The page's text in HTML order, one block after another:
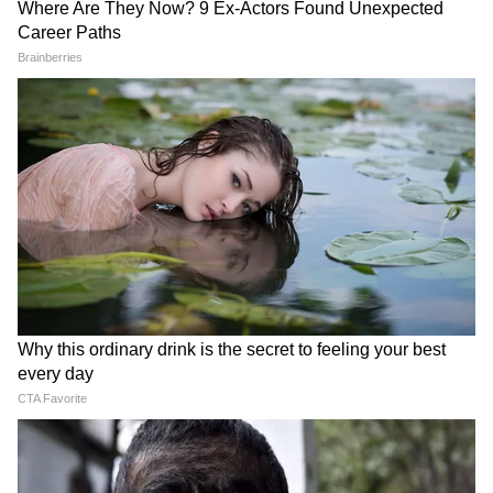
बताते हुए कहा कि समूह की निरंतर उपस्थिति "लेबनान पर
ईरानी कब्जे" के समान है। उन्होंने कहा कि इसका
समाधान "बहुत, बहुत सरल है - ईरान को लेबनान से
बाहर निकालो।"
उनकी यह टिप्पणी ऐसे समय में आई है जब इजरायल
और लेबनान सीमा पार शत्रुता को कम करने के उद्देश्य से
एक नए सुरक्षा ढांचे को लागू करने का प्रयास कर रहे हैं।
इसके केंद्रीय प्रावधानों में से एक हिजबुल्लाह का अंतिम
निरस्त्रीकरण है - यह एक ऐसी प्रतिबद्धता है जो पिछले
अंतरराष्ट्रीय समझौतों में भी शामिल रही है, जिसमें 2006
के इजरायल-हिजबुल्लाह युद्ध के बाद भी शामिल है,
लेकिन इसे कभी भी पूरी तरह से लागू नहीं किया गया।
अंतरराष्ट्रीय राजनीति, ग्लोबल इकोनॉमी, सुरक्षा मुद्दों, टेक
प्रगति और विश्व घटनाओं की गहराई से कवरेज पढ़ें। वैश्विक
संबंधों, अंतरराष्ट्रीय बाजार और बड़ी अंतरराष्ट्रीय बैठकों की
ताज़ा रिपोर्ट्स के लिएWorld News in Hindiसेक्शन
देखें — दुनिया की हर बड़ी खबर, सबसे पहले और सही
तरीके से, सिर्फ Asianet News Hindi पर।